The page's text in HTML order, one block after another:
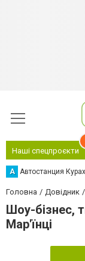
Наші спецпроєкти
А Автостанция
Головна Довідник
Шоу-бізнес,
Мар'їнці